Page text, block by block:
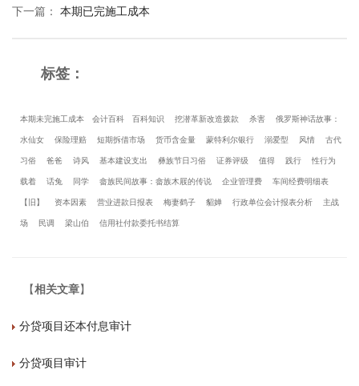
下一篇 ： 本期已完施工成本
标签：
本期未完施工成本 会计百科 百科知识 挖潜革新改造拨款 杀害 俄罗斯神话故事：
水仙女 保险理赔 短期拆借市场 货币含金量 蒙特利尔银行 溺爱型 风情 古代
习俗 爸爸 诗风 基本建设支出 彝族节日习俗 证券评级 值得 践行 性行为
载着 话兔 同学 畲族民间故事：畲族木屐的传说 企业管理费 车间经费明细表
【旧】 资本因素 营业进款日报表 梅妻鹤子 貂婵 行政单位会计报表分析 主战
场 民调 梁山伯 信用社付款委托书结算
【相关文章】
分贷项目还本付息审计
分贷项目审计